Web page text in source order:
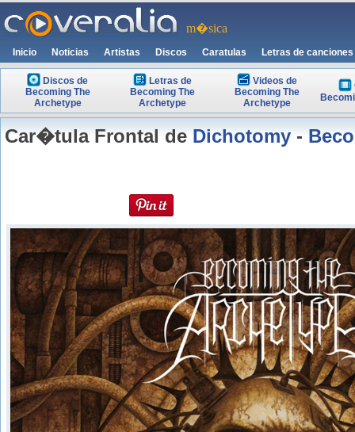
m�sica
Inicio Noticias Artistas Discos Caratulas Letras de canciones
Discos de
Becoming The
Archetype
Letras de
Becoming The
Archetype
Videos de
Becoming The
Archetype
Car�tula Frontal de Dichotomy-